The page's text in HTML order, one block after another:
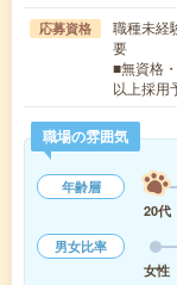
応募資格
職種未経
要
■無資格
以上採用
職場の雰囲気
年齢層
20代
男女比率
女性